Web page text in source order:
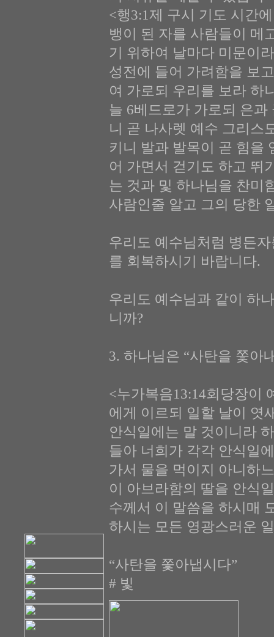
<행3:1제 구시 기도 시간
뱅이 된 자를 사람들이 메
기 위하여 날마다 미문이
성전에 들어 가려함을 보
여 가로되 우리를 보라 하
늘 6베드로가 가로되 은
니 곧 나사렛 예수 그리스
키니 발과 발목이 곧 힘을
어 가면서 걷기도 하고 뛰
는 것과 및 하나님을 찬미
사람인줄 알고 그의 당한
우리도 예수님처럼 병든
를 회복하시기 바랍니다.
우리도 예수님과 같이 하
니까?
3. 하나님은 “사탄을 쫓아
<누가복음13:14회당장이
에게 이르되 일할 날이 엿
안식일에는 말 것이니라
들아 너희가 각각 안식일
가서 물을 먹이지 아니하
이 아브라함의 딸을 안식
수께서 이 말씀을 하시매
하시는 모든 영광스러운
“사탄을 쫓아냅시다”
# 빛